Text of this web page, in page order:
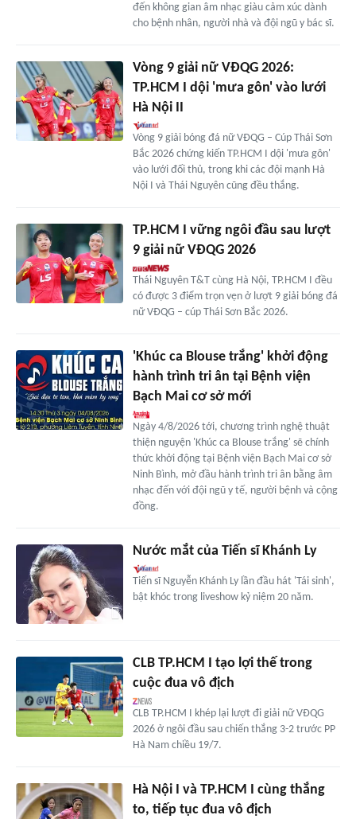
đến không gian âm nhạc giàu cảm xúc dành
cho bệnh nhân, người nhà và đội ngũ y bác sĩ.
Vòng 9 giải nữ VĐQG 2026:
TP.HCM I dội 'mưa gôn' vào lưới
Hà Nội II
Vòng 9 giải bóng đá nữ VĐQG – Cúp Thái Sơn
Bắc 2026 chứng kiến TP.HCM I dội 'mưa gôn'
vào lưới đối thủ, trong khi các đội mạnh Hà
Nội I và Thái Nguyên cũng đều thắng.
TP.HCM I vững ngôi đầu sau lượt
9 giải nữ VĐQG 2026
Thái Nguyên T&T cùng Hà Nội, TP.HCM I đều
có được 3 điểm trọn vẹn ở lượt 9 giải bóng đá
nữ VĐQG – cúp Thái Sơn Bắc 2026.
'Khúc ca Blouse trắng' khởi động
hành trình tri ân tại Bệnh viện
Bạch Mai cơ sở mới
Ngày 4/8/2026 tới, chương trình nghệ thuật
thiện nguyện 'Khúc ca Blouse trắng' sẽ chính
thức khởi động tại Bệnh viện Bạch Mai cơ sở
Ninh Bình, mở đầu hành trình tri ân bằng âm
nhạc đến với đội ngũ y tế, người bệnh và cộng
đồng.
Nước mắt của Tiến sĩ Khánh Ly
Tiến sĩ Nguyễn Khánh Ly lần đầu hát 'Tái sinh',
bật khóc trong liveshow kỷ niệm 20 năm.
CLB TP.HCM I tạo lợi thế trong
cuộc đua vô địch
CLB TP.HCM I khép lại lượt đi giải nữ VĐQG
2026 ở ngôi đầu sau chiến thắng 3-2 trước PP
Hà Nam chiều 19/7.
Hà Nội I và TP.HCM I cùng thắng
to, tiếp tục đua vô địch